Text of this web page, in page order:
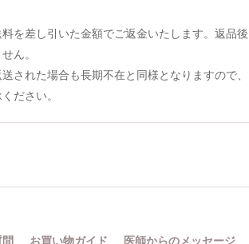
を差し引いた金額でご返金いたします。返品後
ん。
された場合も長期不在と同様となりますので、
ださい。
お買い物ガイド 医師からのメッセージ